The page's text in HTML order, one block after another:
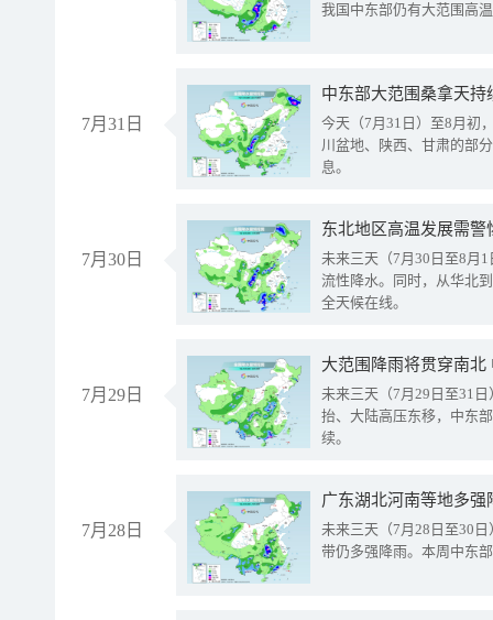
我国中东部仍有大范围高
7月31日
中东部大范围桑拿天
今天（7月31日）至8月初
川盆地、陕西、甘肃的部
息。
7月30日
东北地区高温发展需
未来三天（7月30日至8月
流性降水。同时，从华北
全天候在线。
7月29日
大范围降雨将贯穿南
未来三天（7月29日至31
抬、大陆高压东移，中东
续。
7月28日
广东湖北河南等地多
未来三天（7月28日至30
带仍多强降雨。本周中东